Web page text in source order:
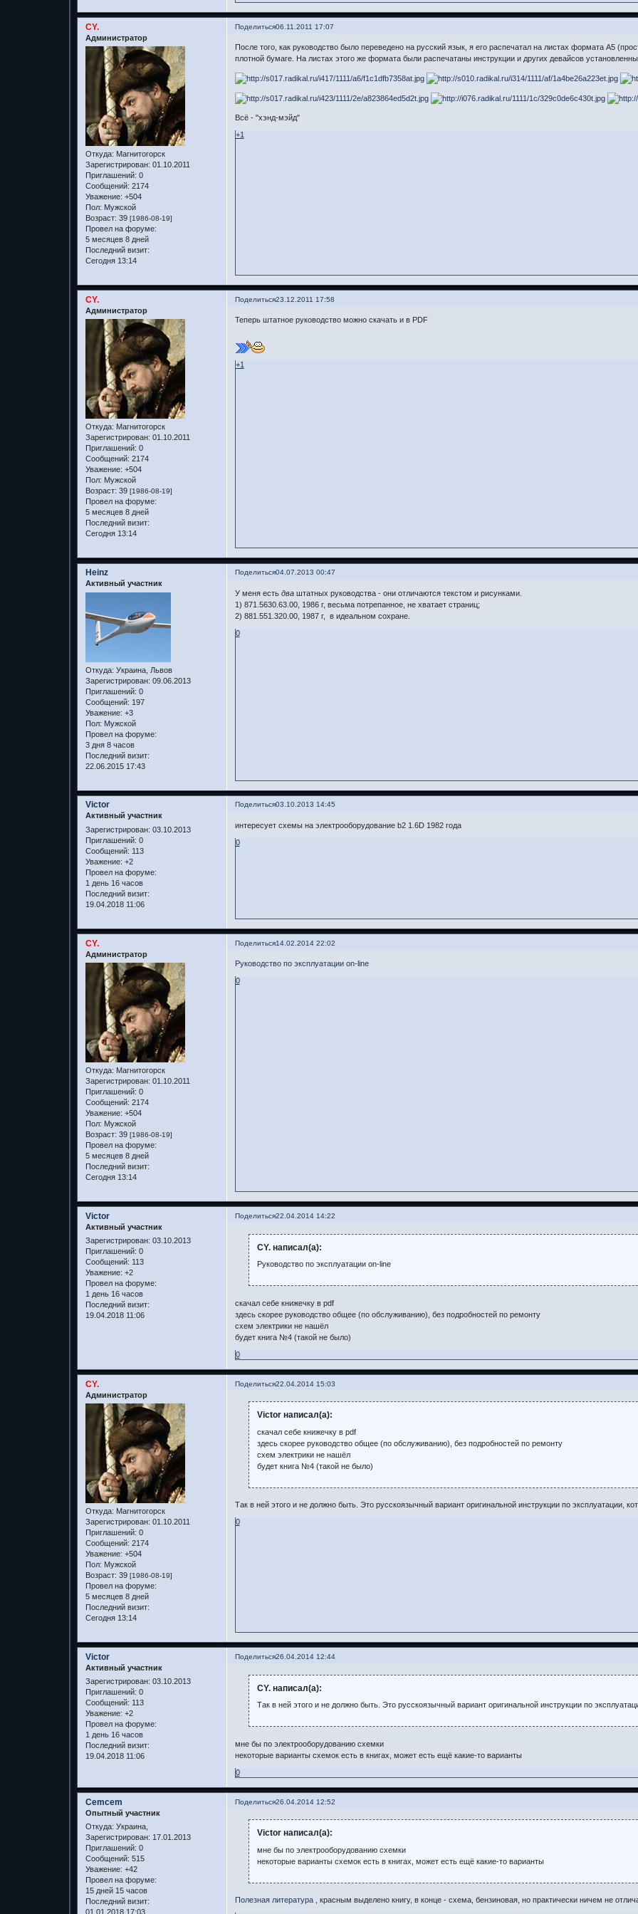
Поделиться06.11.2011 17:07
CY.
Администратор
Откуда: Магнитогорск
Зарегистрирован: 01.10.2011
Приглашений: 0
Сообщений: 2174
Уважение: +504
Пол: Мужской
Возраст: 39 [1986-08-19]
Провел на форуме:
5 месяцев 8 дней
Последний визит:
Сегодня 13:14
После того, как руководство было переведено на русский язык, я его распечатал на листах формата А5
плотной бумаге. На листах этого же формата были распечатаны инструкции и других девайсов
Всё - "хэнд-мэйд"
+1
Поделиться23.12.2011 17:58
CY.
Администратор
Откуда: Магнитогорск
Зарегистрирован: 01.10.2011
Приглашений: 0
Сообщений: 2174
Уважение: +504
Пол: Мужской
Возраст: 39 [1986-08-19]
Провел на форуме:
5 месяцев 8 дней
Последний визит:
Сегодня 13:14
Теперь штатное руководство можно скачать и в PDF
+1
Поделиться04.07.2013 00:47
Heinz
Активный участник
Откуда: Украина, Львов
Зарегистрирован: 09.06.2013
Приглашений: 0
Сообщений: 197
Уважение: +3
Пол: Мужской
Провел на форуме:
3 дня 8 часов
Последний визит:
22.06.2015 17:43
У меня есть дваштатных руководства - они отличаются текстом и рисунками.
1) 871.5630.63.00, 1986 г, весьма потрепанное, не хватает страниц;
2) 881.551.320.00, 1987 г, в идеальном сохране.
0
Поделиться03.10.2013 14:45
Victor
Активный участник
Зарегистрирован: 03.10.2013
Приглашений: 0
Сообщений: 113
Уважение: +2
Провел на форуме:
1 день 16 часов
Последний визит:
19.04.2018 11:06
интересует схемы на электрооборудование b2 1.6D 1982 года
0
Поделиться14.02.2014 22:02
CY.
Администратор
Откуда: Магнитогорск
Зарегистрирован: 01.10.2011
Приглашений: 0
Сообщений: 2174
Уважение: +504
Пол: Мужской
Возраст: 39 [1986-08-19]
Провел на форуме:
5 месяцев 8 дней
Последний визит:
Сегодня 13:14
Руководство по эксплуатации on-line
0
Поделиться22.04.2014 14:22
Victor
Активный участник
Зарегистрирован: 03.10.2013
Приглашений: 0
Сообщений: 113
Уважение: +2
Провел на форуме:
1 день 16 часов
Последний визит:
19.04.2018 11:06
CY. написал(а):
Руководство по эксплуатации on-line
скачал себе книжечку в pdf
здесь скорее руководство общее (по обслуживанию), без подробностей по ремонту
схем электрики не нашёл
будет книга №4 (такой не было)
0
Поделиться22.04.2014 15:03
CY.
Администратор
Откуда: Магнитогорск
Зарегистрирован: 01.10.2011
Приглашений: 0
Сообщений: 2174
Уважение: +504
Пол: Мужской
Возраст: 39 [1986-08-19]
Провел на форуме:
5 месяцев 8 дней
Последний визит:
Сегодня 13:14
Victor написал(а):
скачал себе книжечку в pdf
здесь скорее руководство общее (по обслуживанию), без подробностей по ремонту
схем электрики не нашёл
будет книга №4 (такой не было)
Так в ней этого и не должно быть. Это русскоязычный вариант оригинальной инструкции по эксплуатации,
0
Поделиться26.04.2014 12:44
Victor
Активный участник
Зарегистрирован: 03.10.2013
Приглашений: 0
Сообщений: 113
Уважение: +2
Провел на форуме:
1 день 16 часов
Последний визит:
19.04.2018 11:06
CY. написал(а):
Так в ней этого и не должно быть. Это русскоязычный вариант оригинальной инструкции по
мне бы по электрооборудованию схемки
некоторые варианты схемок есть в книгах, может есть ещё какие-то варианты
0
Поделиться26.04.2014 12:52
Cemcem
Опытный участник
Откуда: Украина,
Зарегистрирован: 17.01.2013
Приглашений: 0
Сообщений: 515
Уважение: +42
Провел на форуме:
15 дней 15 часов
Последний визит:
01.01.2018 17:03
Victor написал(а):
мне бы по электрооборудованию схемки
некоторые варианты схемок есть в книгах, может есть ещё какие-то варианты
Полезная литература, красным выделено книгу, в конце - схема, бензиновая, но практически ничем не